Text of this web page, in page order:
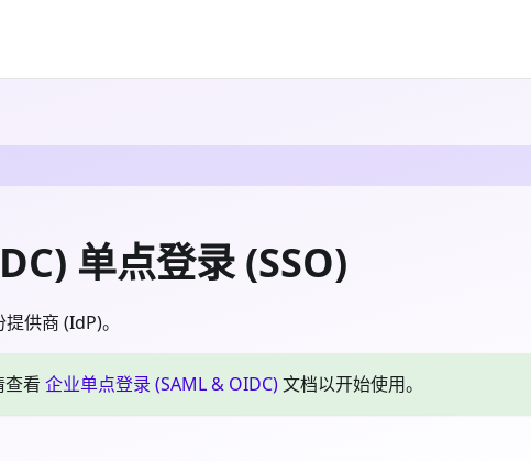
单点登录 (SSO)
供商 (IdP)。
查看 企业单点登录 (SAML & OIDC)文档以开始使用。